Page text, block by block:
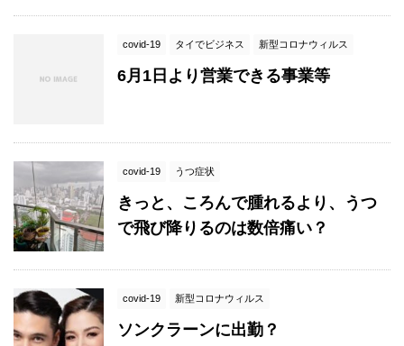
covid-19 タイでビジネス 新型コロナウィルス
6月1日より営業できる事業等
covid-19 うつ症状
きっと、ころんで腫れるより、うつ
で飛び降りるのは数倍痛い？
covid-19 新型コロナウィルス
ソンクラーンに出勤？